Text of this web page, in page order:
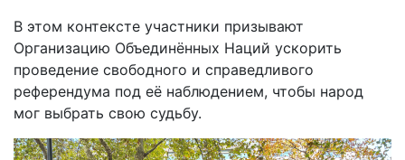
В этом контексте участники призывают
Организацию Объединённых Наций ускорить
проведение свободного и справедливого
референдума под её наблюдением, чтобы народ
мог выбрать свою судьбу.